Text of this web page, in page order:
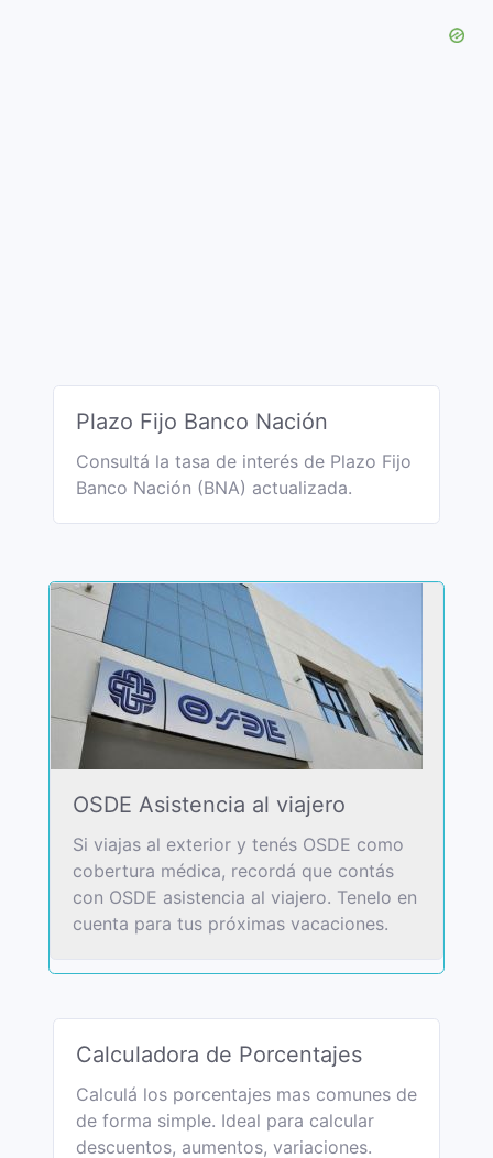
Plazo Fijo Banco Nación
Consultá la tasa de interés de Plazo Fijo
Banco Nación (BNA) actualizada.
OSDE Asistencia al viajero
Si viajas al exterior y tenés OSDE como
cobertura médica, recordá que contás
con OSDE asistencia al viajero. Tenelo en
cuenta para tus próximas vacaciones.
Calculadora de Porcentajes
Calculá los porcentajes mas comunes de
de forma simple. Ideal para calcular
descuentos, aumentos, variaciones.